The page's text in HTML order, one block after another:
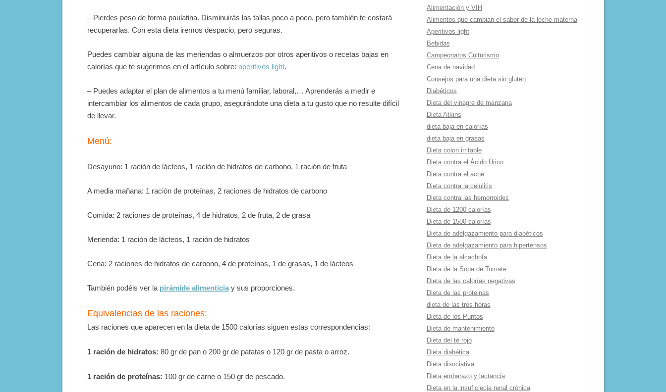
– Pierdes peso de forma paulatina. Disminuirás las tallas poco a poco, pero también te costará
recuperarlas. Con esta dieta iremos despacio, pero seguras.
Puedes cambiar alguna de las meriendas o almuerzos por otros aperitivos o recetas bajas en
calorías que te sugerimos en el artí­culo sobre: aperitivos light.
– Puedes adaptar el plan de alimentos a tu menú familiar, laboral,… Aprenderás a medir e
intercambiar los alimentos de cada grupo, asegurándote una dieta a tu gusto que no resulte difícil
de llevar.
Menú:
Desayuno: 1 ración de lácteos, 1 ración de hidratos de carbono, 1 ración de fruta
A media mañana: 1 ración de proteínas, 2 raciones de hidratos de carbono
Comida: 2 raciones de proteínas, 4 de hidratos, 2 de fruta, 2 de grasa
Merienda: 1 ración de lácteos, 1 ración de hidratos
Cena: 2 raciones de hidratos de carbono, 4 de proteínas, 1 de grasas, 1 de lácteos
También podéis ver la pirámide alimenticiay sus proporciones.
Equivalencias de las raciones:
Las raciones que aparecen en la dieta de 1500 calorí­as siguen estas correspondencias:
1 ración de hidratos: 80 gr de pan o 200 gr de patatas o 120 gr de pasta o arroz.
1 ración de proteí­nas: 100 gr de carne o 150 gr de pescado.
Alimentación y VIH
Alimentos que cambian el sabor de la leche materna
Aperitivos light
Bebidas
Campeonatos Culturismo
Cena de navidad
Consejos para una dieta sin gluten
Diabéticos
Dieta del vinagre de manzana
Dieta Atkins
dieta baja en calorí­as
dieta baja en grasas
Dieta colon irritable
Dieta contra el Ácido Úrico
Dieta contra el acné
Dieta contra la celulitis
Dieta contra las hemorroides
Dieta de 1200 calorí­as
Dieta de 1500 calorí­as
Dieta de adelgazamiento para diabéticos
Dieta de adelgazamiento para hipertensos
Dieta de la alcachofa
Dieta de la Sopa de Tomate
Dieta de las calorí­as negativas
Dieta de las proteinas
dieta de las tres horas
Dieta de los Puntos
Dieta de mantenimiento
Dieta del té rojo
Dieta diabética
Dieta disociativa
Dieta embarazo y lactancia
Dieta en la insuficiecia renal crónica